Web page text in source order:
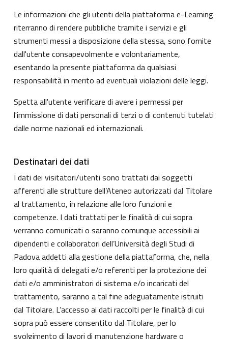
Le informazioni che gli utenti della piattaforma e-Learning
riterranno di rendere pubbliche tramite i servizi e gli
strumenti messi a disposizione della stessa, sono fornite
dall'utente consapevolmente e volontariamente,
esentando la presente piattaforma da qualsiasi
responsabilità in merito ad eventuali violazioni delle leggi.
Spetta all'utente verificare di avere i permessi per
l'immissione di dati personali di terzi o di contenuti tutelati
dalle norme nazionali ed internazionali.
Destinatari dei dati
I dati dei visitatori/utenti sono trattati dai soggetti
afferenti alle strutture dell’Ateneo autorizzati dal Titolare
al trattamento, in relazione alle loro funzioni e
competenze. I dati trattati per le finalità di cui sopra
verranno comunicati o saranno comunque accessibili ai
dipendenti e collaboratori dell’Università degli Studi di
Padova addetti alla gestione della piattaforma, che, nella
loro qualità di delegati e/o referenti per la protezione dei
dati e/o amministratori di sistema e/o incaricati del
trattamento, saranno a tal fine adeguatamente istruiti
dal Titolare. L’accesso ai dati raccolti per le finalità di cui
sopra può essere consentito dal Titolare, per lo
svolgimento di lavori di manutenzione hardware o